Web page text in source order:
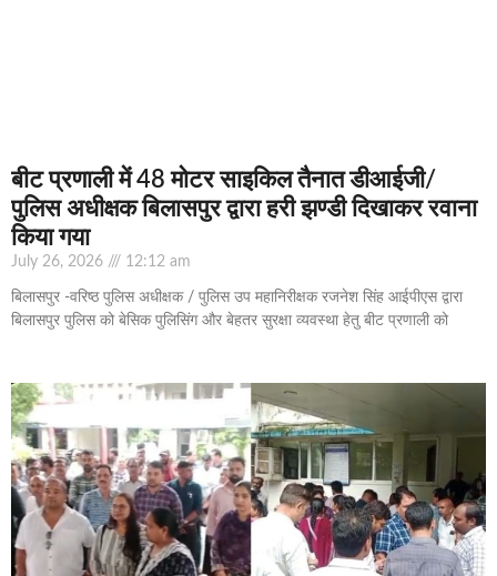
बीट प्रणाली में 48 मोटर साइकिल तैनात डीआईजी/
पुलिस अधीक्षक बिलासपुर द्वारा हरी झण्डी दिखाकर रवाना
किया गया
July 26, 2026 12:12 am
बिलासपुर -वरिष्ठ पुलिस अधीक्षक / पुलिस उप महानिरीक्षक रजनेश सिंह आईपीएस द्वारा
बिलासपुर पुलिस को बेसिक पुलिसिंग और बेहतर सुरक्षा व्यवस्था हेतु बीट प्रणाली को